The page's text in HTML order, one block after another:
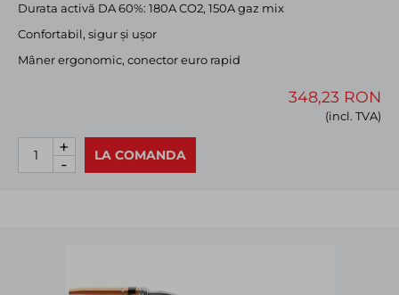
Durata activă DA 60%: 180A CO2, 150A gaz mix
Confortabil, sigur și ușor
Mâner ergonomic, conector euro rapid
348,23 RON
(incl. TVA)
LA COMANDA
+
-